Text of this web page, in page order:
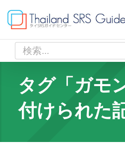
content
索
タグ「ガモ
付けられた